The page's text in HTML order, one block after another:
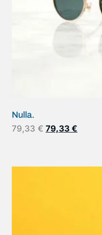
Nulla.
79,33 € 79,33 €